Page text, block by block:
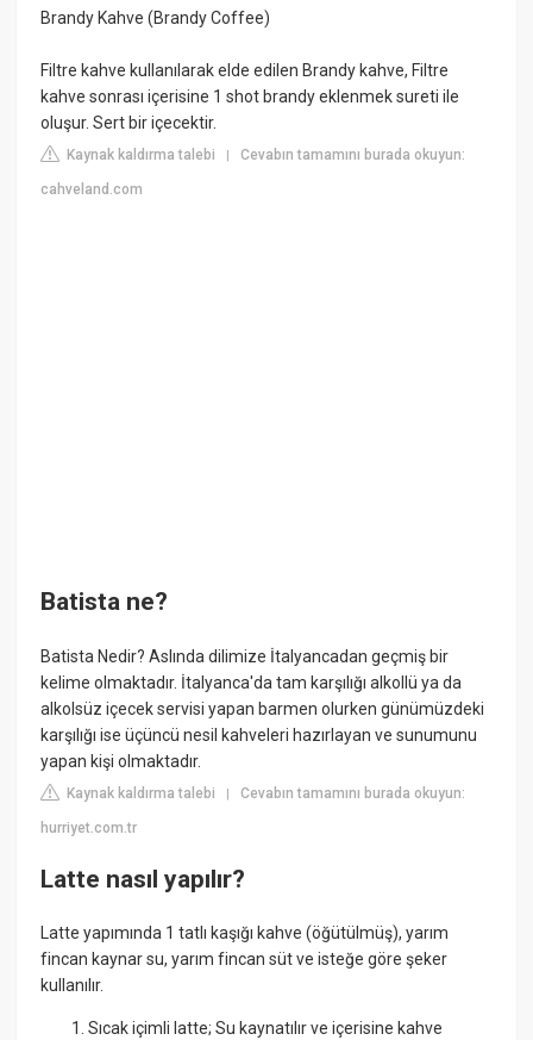
Brandy Kahve (Brandy Coffee)
Filtre kahve kullanılarak elde edilen Brandy kahve, Filtre
kahve sonrası içerisine 1 shot brandy eklenmek sureti ile
oluşur. Sert bir içecektir.
Kaynak kaldırma talebi |Cevabın tamamını burada okuyun:
cahveland.com
Batista ne?
Batista Nedir? Aslında dilimize İtalyancadan geçmiş bir
kelime olmaktadır. İtalyanca'da tam karşılığı alkollü ya da
alkolsüz içecek servisi yapan barmen olurken günümüzdeki
karşılığı ise üçüncü nesil kahveleri hazırlayan ve sunumunu
yapan kişi olmaktadır.
Kaynak kaldırma talebi |Cevabın tamamını burada okuyun:
hurriyet.com.tr
Latte nasıl yapılır?
Latte yapımında 1 tatlı kaşığı kahve (öğütülmüş), yarım
fincan kaynar su, yarım fincan süt ve isteğe göre şeker
kullanılır.
Sıcak içimli latte; Su kaynatılır ve içerisine kahve